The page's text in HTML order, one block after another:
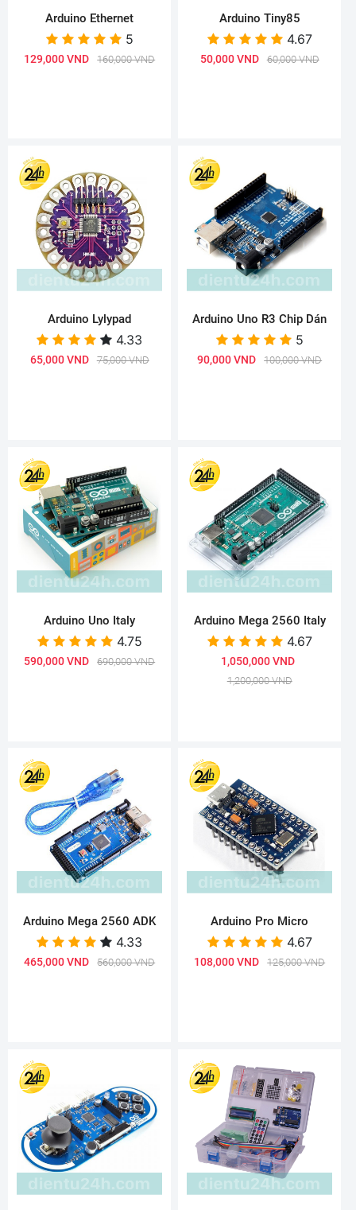
Arduino Ethernet
5
129,000 VND 160,000 VND
Arduino Tiny85
4.67
50,000 VND 60,000 VND
Arduino Lylypad
4.33
65,000 VND 75,000 VND
Arduino Uno R3 Chip Dán
5
90,000 VND 100,000 VND
Arduino Uno Italy
4.75
590,000 VND 690,000 VND
Arduino Mega 2560 Italy
4.67
1,050,000 VND
1,200,000 VND
Arduino Mega 2560 ADK
4.33
465,000 VND 560,000 VND
Arduino Pro Micro
4.67
108,000 VND 125,000 VND